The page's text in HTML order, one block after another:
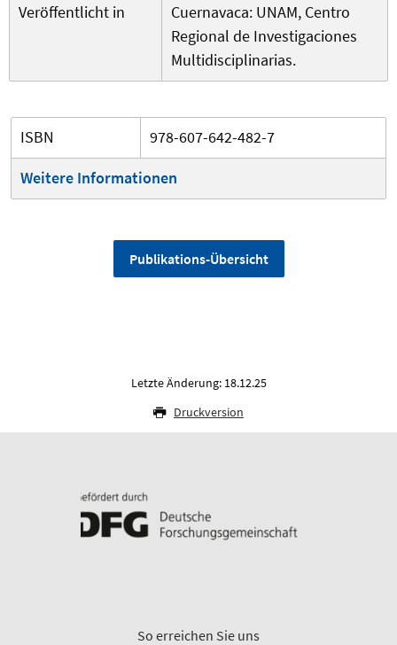
Veröffentlicht in
Cuernavaca: UNAM, Centro
Regional de Investigaciones
Multidisciplinarias.
ISBN
978-607-642-482-7
Weitere Informationen
Publikations-Übersicht
Letzte Änderung: 18.12.25
Druckversion
So erreichen Sie uns